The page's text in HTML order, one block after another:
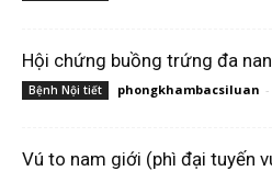
Hội chứng buồng trứng đa
Bệnh Nội tiết phongkhambacsiluan -
Vú to nam giới (phì đại tuyến